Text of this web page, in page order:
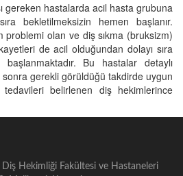
gereken hastalarda acil hasta grubuna
bekletilmeksizin hemen başlanır.
problemi olan ve diş sıkma (bruksizm)
de acil olduğundan dolayı sıra
Bu hastalar detaylı
gerekli görüldüğü takdirde uygun
belirlenen diş hekimlerince
Diş Hekimliği Fakültesi ve Hastaneleri